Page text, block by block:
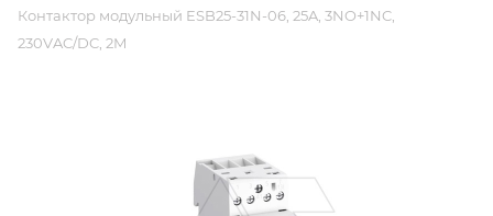
Контактор модульный ESB25-31N-06, 25A, 3NO+1NC,
230VAC/DC, 2M